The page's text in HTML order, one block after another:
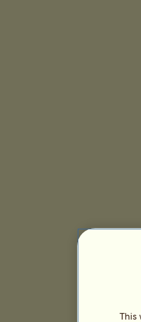
This